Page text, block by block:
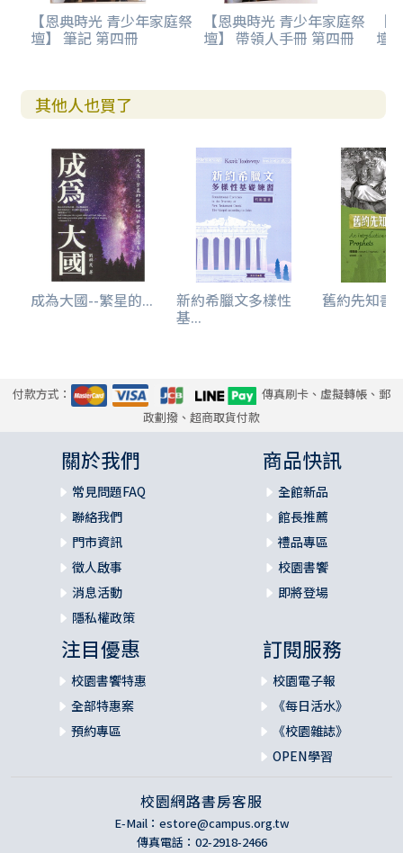
【恩典時光 青少年家庭祭
壇】 筆記 第四冊
【恩典時光 青少年家庭祭
壇】 帶領人手冊 第四冊
【
壇
其他人也買了
成為大國--繁星的... 新約希臘文多樣性
基...
舊約先知書
付款方式：
傳真刷卡、虛擬轉帳、郵
政劃撥、超商取貨付款
關於我們
常見問題FAQ
聯絡我們
門市資訊
徵人啟事
消息活動
隱私權政策
商品快訊
全館新品
館長推薦
禮品專區
校園書饗
即將登場
注目優惠
校園書饗特惠
全部特惠案
預約專區
訂閱服務
校園電子報
《每日活水》
《校園雜誌》
OPEN學習
校園網路書房客服
E-Mail： estore@campus.org.tw
傳真電話：02-2918-2466